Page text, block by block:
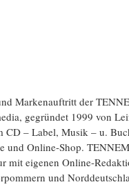
Markenauftritt der
gegründet 1999 von
CD – Label, Musik – u.
und Online-Shop.
mit eigenen Online-
und